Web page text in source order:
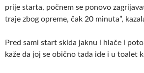
prije starta, počnem se ponovo
traje zbog opreme, čak 20 minuta”,
Pred sami start skida jaknu i hlače i
kaže da joj se obično tada ide i u toalet